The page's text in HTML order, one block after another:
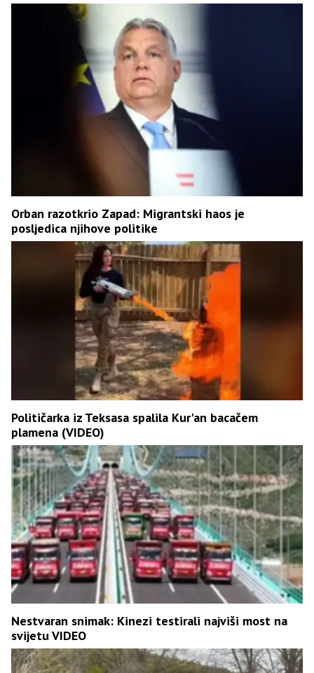
Orban razotkrio Zapad: Migrantski haos je
posljedica njihove politike
Političarka iz Teksasa spalila Kur'an bacačem
plamena (VIDEO)
Nestvaran snimak: Kinezi testirali najviši most na
svijetu VIDEO